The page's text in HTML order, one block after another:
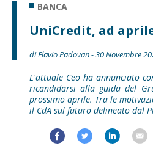
BANCA
UniCredit, ad
di Flavio Padovan - 30 Novembre
L'attuale Ceo ha annunciato
ricandidarsi alla guida del
prossimo aprile. Tra le
il CdA sul futuro delineato dal